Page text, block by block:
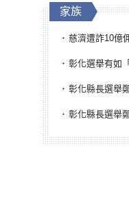
家族
慈濟遭詐10億佣金！幕後宗
彰化選舉有如「定海神
彰化縣長選舉鄭麗文提「
彰化縣長選舉鄭麗文提「